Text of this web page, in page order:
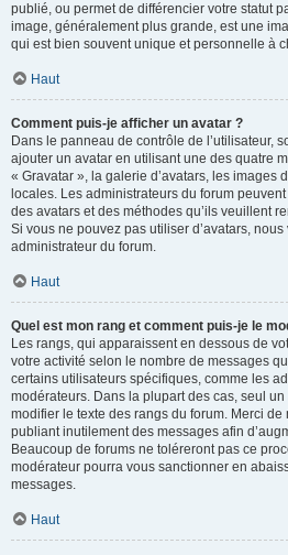
publié, ou permet de différencier votre statut
image, généralement plus grande, est une
qui est bien souvent unique et personnelle à
Haut
Comment puis-je afficher un avatar ?
Dans le panneau de contrôle de l’utilisateur,
ajouter un avatar en utilisant une des quatre
« Gravatar », la galerie d’avatars, les images
locales. Les administrateurs du forum
des avatars et des méthodes qu’ils veuillent
Si vous ne pouvez pas utiliser d’avatars,
administrateur du forum.
Haut
Quel est mon rang et comment puis-je le
Les rangs, qui apparaissent en dessous de
votre activité selon le nombre de messages
certains utilisateurs spécifiques, comme les
modérateurs. Dans la plupart des cas, seul
modifier le texte des rangs du forum. Merci
publiant inutilement des messages afin
Beaucoup de forums ne toléreront pas ce
modérateur pourra vous sanctionner en
messages.
Haut